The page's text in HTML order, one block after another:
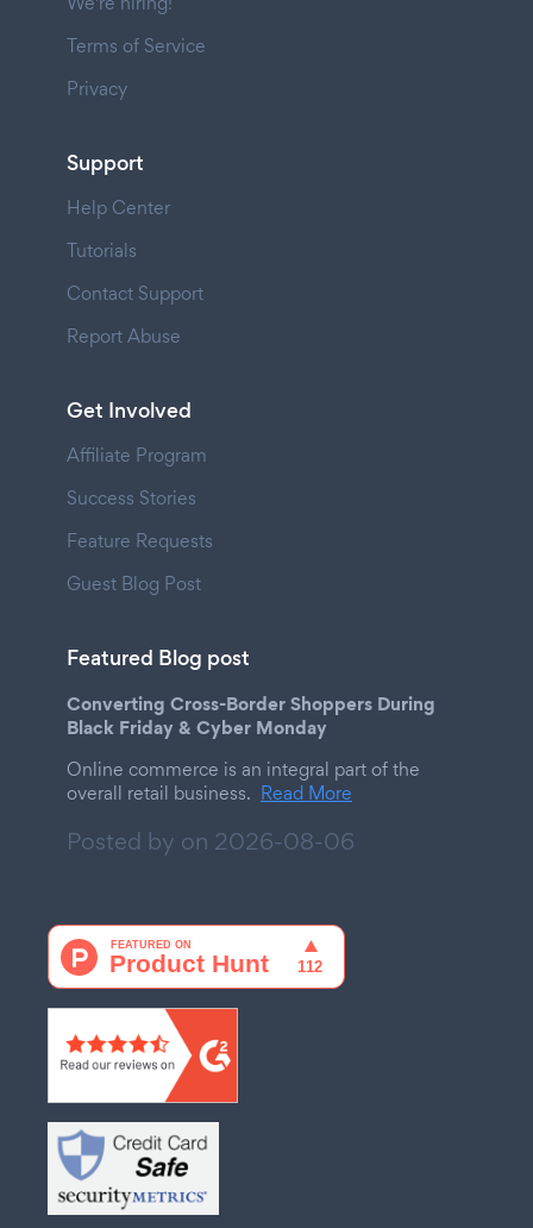
Terms of Service
Privacy
Support
Help Center
Tutorials
Contact Support
Report Abuse
Get Involved
Affiliate Program
Success Stories
Feature Requests
Guest Blog Post
Featured Blog post
Converting Cross-Border Shoppers During
Black Friday & Cyber Monday
Online commerce is an integral part of the
overall retail business. Read More
Posted by on 2026-08-06